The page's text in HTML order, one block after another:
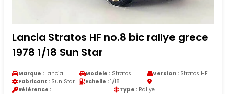
Lancia Stratos HF no.8 bic rallye grece
1978 1/18 Sun Star
Marque : Lancia Modele : Stratos Version :Stratos HF
Fabricant : Sun Star Echelle : 1/18
Référence :
Type : Rallye